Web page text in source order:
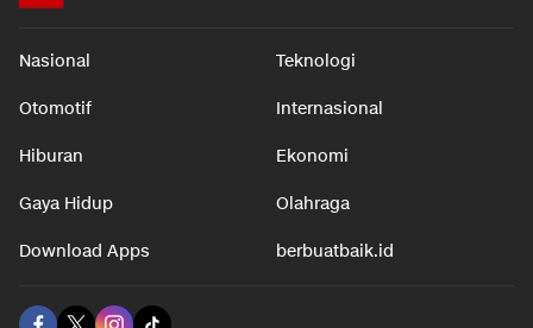
Nasional Teknologi
Otomotif Internasional
Hiburan Ekonomi
Gaya Hidup Olahraga
Download Apps berbuatbaik.id